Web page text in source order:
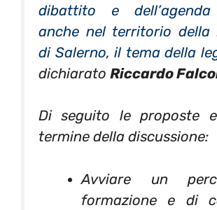
dibattito e
anche nel territorio della
di Salerno, il tema della
dichiarato Riccardo
Di seguito le proposte
termine della discussione:
Avviare un
formazione e di